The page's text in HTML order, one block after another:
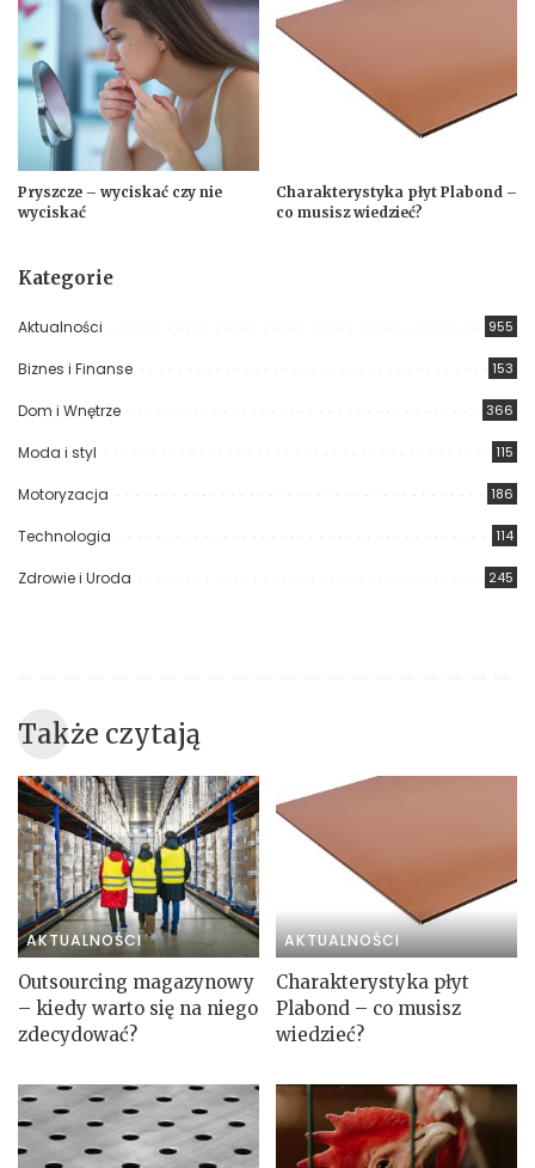
Pryszcze – wyciskać czy nie
wyciskać
Charakterystyka płyt Plabond –
co musisz wiedzieć?
Kategorie
Aktualności 955
Biznes i Finanse 153
Dom i Wnętrze 366
Moda i styl 115
Motoryzacja 186
Technologia 114
Zdrowie i Uroda 245
Także czytają
AKTUALNOŚCI
Outsourcing magazynowy
– kiedy warto się na niego
zdecydować?
AKTUALNOŚCI
Charakterystyka płyt
Plabond – co musisz
wiedzieć?